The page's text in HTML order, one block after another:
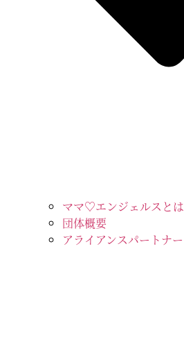
ママ♡エンジェルスとは
団体概要
アライアンスパートナー